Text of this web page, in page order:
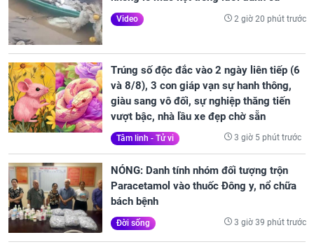
Video 2 giờ 20 phút trước
Trúng số độc đắc vào 2 ngày liên tiếp (6
và 8/8), 3 con giáp vạn sự hanh thông,
giàu sang vô đối, sự nghiệp thăng tiến
vượt bậc, nhà lầu xe đẹp chờ sẵn
Tâm linh - Tử vi 3 giờ 5 phút trước
NÓNG: Danh tính nhóm đối tượng trộn
Paracetamol vào thuốc Đông y, nổ chữa
bách bệnh
Đời sống 3 giờ 39 phút trước